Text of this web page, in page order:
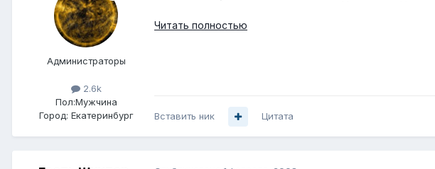
Администраторы
2.6k
Пол:Мужчина
Город: Екатеринбург
Читать полностью
Вставить ник Цитата